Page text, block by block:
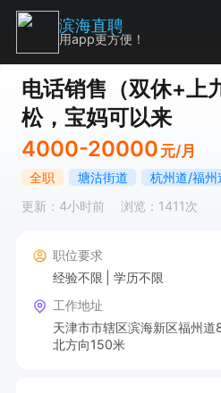
电话销售（双休+上
松，宝妈可以来
4000-20000 元/月
全职 塘沽街道 杭州道/福州
更新：4小时前
浏览：1411次
职位要求
经验不限
学历不限
工作地址
天津市市辖区滨海新区福州
北方向150米
滨海直聘
用app更方便！